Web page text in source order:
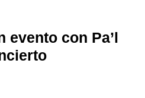
evento con Pa’l